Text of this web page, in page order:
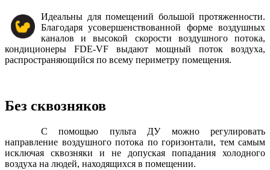
Идеальны для помещений большой протяженности.
Благодаря усовершенствованной форме воздушных
каналов и высокой скорости воздушного потока,
кондиционеры FDE-VF выдают мощный поток воздуха,
распространяющийся по всему периметру помещения.
Без сквозняков
С помощью пульта ДУ можно регулировать
направление воздушного потока по горизонтали, тем самым
исключая сквозняки и не допуская попадания холодного
воздуха на людей, находящихся в помещении.